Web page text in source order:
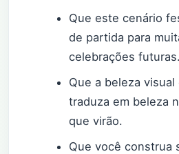
Que este cenário
de partida para
celebrações futuras.
Que a beleza
traduza em beleza
que virão.
Que você construa